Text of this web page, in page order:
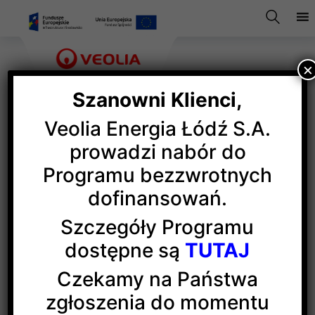
Jubileuszowa Ciepła sobota
z Veolią
Podczas 10., jubileuszowego Dnia otwartych drzwi –
Ciepłej Soboty z Veolią łodzianie i mieszkańcy
regionu łódzkiego mogli zwiedzać elektrociepłownię
EC4, największą w Grupie Veolia
Szanowni Klienci,
Veolia Energia Łódź S.A.
prowadzi nabór do
Programu bezzwrotnych
dofinansowań.
Szczegóły Programu
dostępne są TUTAJ
Czekamy na Państwa
zgłoszenia do momentu
×